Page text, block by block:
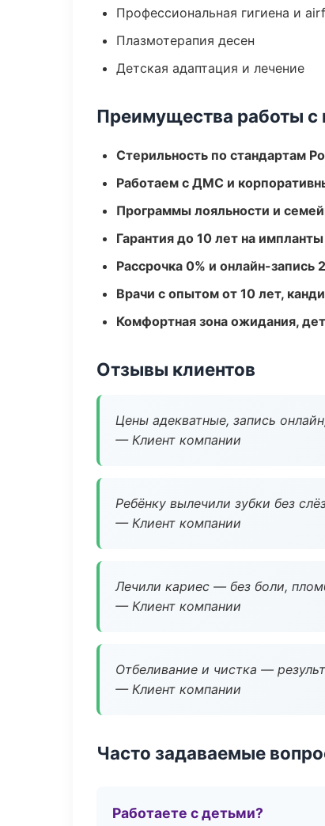
Профессиональная гигиена и
Плазмотерапия десен
Детская адаптация и лечение
Преимущества работы с
Стерильность по стандартам
Работаем с ДМС и
Программы лояльности и
Гарантия до 10 лет на
Рассрочка 0% и онлайн-запись
Врачи с опытом от 10 лет,
Комфортная зона ожидания,
Отзывы клиентов
Цены адекватные, запись
— Клиент компании
Ребёнку вылечили зубки без
— Клиент компании
Лечили кариес — без боли,
— Клиент компании
Отбеливание и чистка —
— Клиент компании
Часто задаваемые
Работаете с детьми?